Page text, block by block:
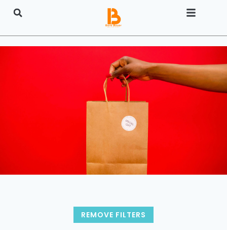
REMOVE FILTERS